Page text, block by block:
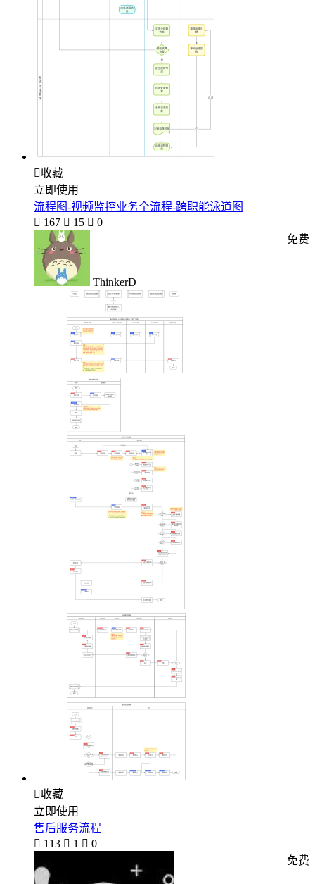
收藏
立即使用
流程图-视频监控业务全流程-跨职能泳道图
 167  15  0
ThinkerD
免费
收藏
立即使用
售后服务流程
 113  1  0
免费